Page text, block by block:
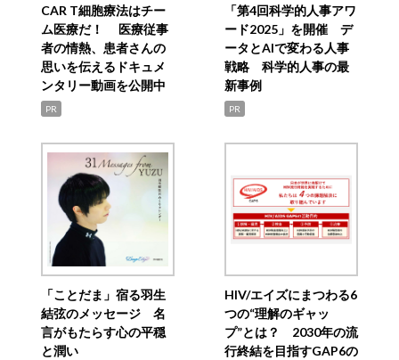
CAR T細胞療法はチー
ム医療だ！ 医療従事
者の情熱、患者さんの
思いを伝えるドキュメ
ンタリー動画を公開中
PR
「第4回科学的人事アワ
ード2025」を開催 デ
ータとAIで変わる人事
戦略 科学的人事の最
新事例
PR
「ことだま」宿る羽生
結弦のメッセージ 名
言がもたらす心の平穏
と潤い
HIV/エイズにまつわる6
つの“理解のギャッ
プ”とは？ 2030年の流
行終結を目指すGAP6の